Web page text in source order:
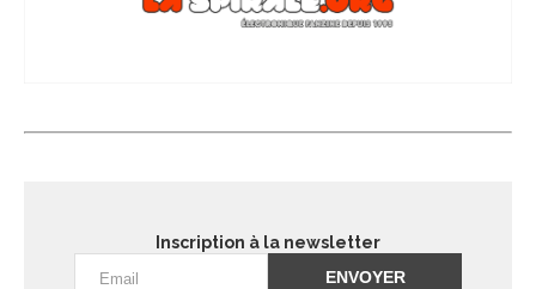
Inscription à la newsletter